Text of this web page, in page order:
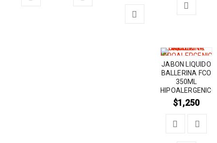
JABON LIQUIDO
BALLERINA FCO
350ML
HIPOALERGENICO
$1,250